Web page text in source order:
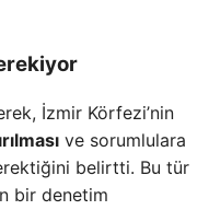
İzmir Körfezi’nin
ve sorumlulara
belirtti. Bu tür
bir denetim